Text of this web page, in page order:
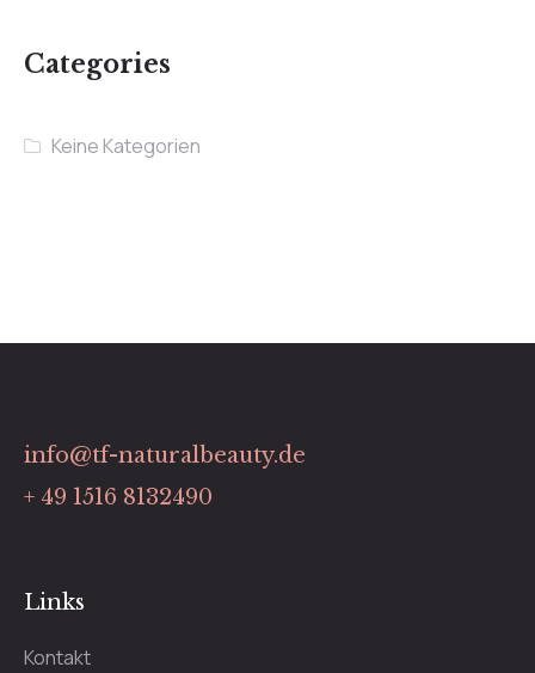
Categories
Keine Kategorien
info@tf-naturalbeauty.de
+ 49 1516 8132490
Links
Kontakt